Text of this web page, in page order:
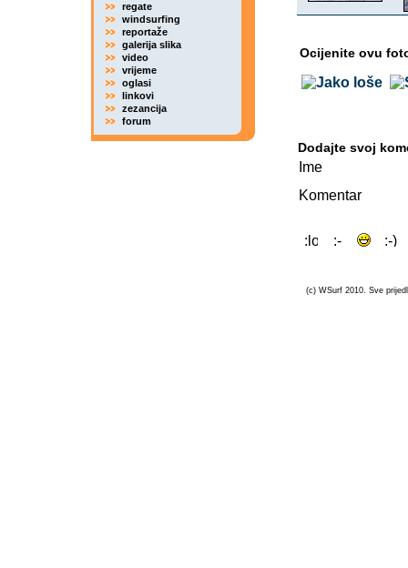
regate
windsurfing
reportaže
galerija slika
video
vrijeme
oglasi
linkovi
zezancija
forum
Ocijenite ovu
Dodajte svoj
Ime
Komentar
(c) WSurf 2010. Sve